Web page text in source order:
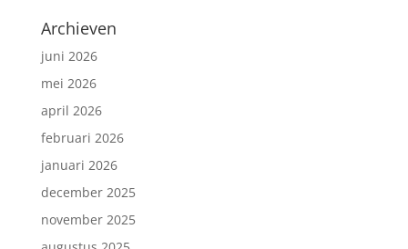
Archieven
juni 2026
mei 2026
april 2026
februari 2026
januari 2026
december 2025
november 2025